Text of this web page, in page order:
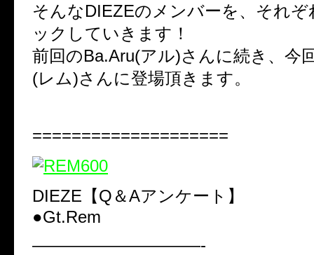
そんなDIEZEのメンバーを、それ
ックしていきます！
前回のBa.Aru(アル)さんに続き、今
(レム)さんに登場頂きます。
====================
DIEZE【Q＆Aアンケート】
●Gt.Rem
——————————-